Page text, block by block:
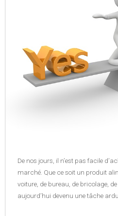
De nos jours, il n’est pas facile
marché. Que ce soit un produit
voiture, de bureau, de bricolage,
aujourd’hui devenu une tâche